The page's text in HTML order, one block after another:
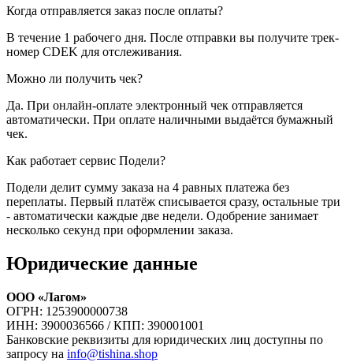
Когда отправляется заказ после оплаты?
В течение 1 рабочего дня. После отправки вы получите трек-
номер CDEK для отслеживания.
Можно ли получить чек?
Да. При онлайн-оплате электронный чек отправляется
автоматически. При оплате наличными выдаётся бумажный
чек.
Как работает сервис Подели?
Подели делит сумму заказа на 4 равных платежа без
переплаты. Первый платёж списывается сразу, остальные три
- автоматически каждые две недели. Одобрение занимает
несколько секунд при оформлении заказа.
Юридические данные
ООО «Лагом»
ОГРН: 1253900000738
ИНН: 3900036566 / КПП: 390001001
Банковские реквизиты для юридических лиц доступны по
запросу на info@tishina.shop